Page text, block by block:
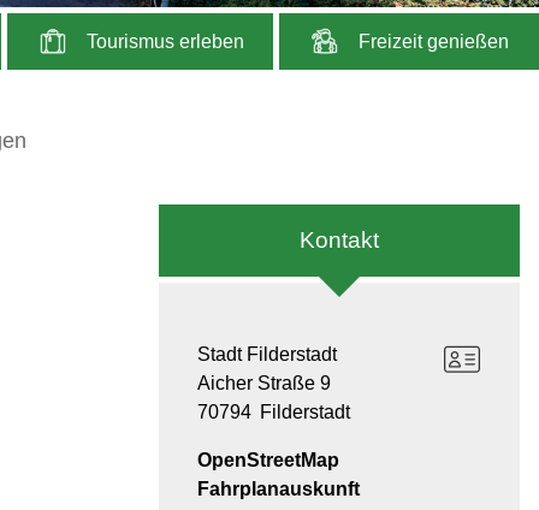
Tourismus erleben Freizeit genießen
Kontakt
Stadt Filderstadt
Aicher Straße 9
70794 Filderstadt
OpenStreetMap
Fahrplanauskunft